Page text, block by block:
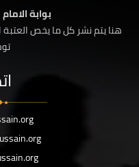
بوابة
هنا يتم نشر كل ما يخص